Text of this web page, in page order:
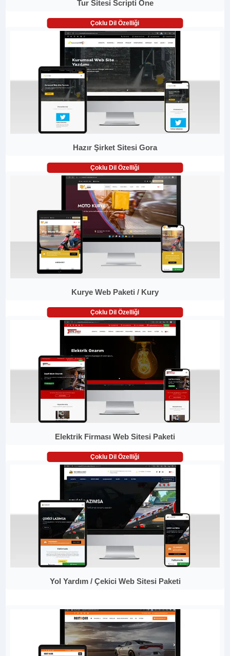
Tur Sitesi Scripti One
Çoklu Dil Özelliği
Hazır Şirket Sitesi Gora
Çoklu Dil Özelliği
Kurye Web Paketi / Kury
Çoklu Dil Özelliği
Elektrik Firması Web Sitesi Paketi
Çoklu Dil Özelliği
Yol Yardım / Çekici Web Sitesi Paketi